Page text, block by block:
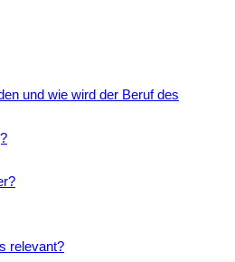
und wie wird der Beruf des
relevant?